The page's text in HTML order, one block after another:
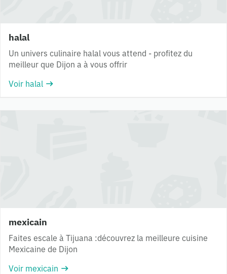
halal
Un univers culinaire halal vous attend - profitez du
meilleur que Dijon a à vous offrir
Voir halal
mexicain
Faites escale à Tijuana :découvrez la meilleure cuisine
Mexicaine de Dijon
Voir mexicain